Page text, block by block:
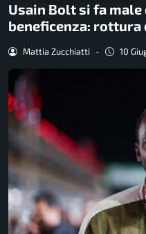
Usain Bolt si fa
beneficenza: rottura
Mattia Zucchiatti - 10